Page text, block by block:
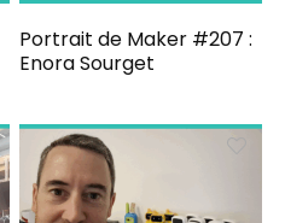
Portrait de Maker #207 :
Enora Sourget